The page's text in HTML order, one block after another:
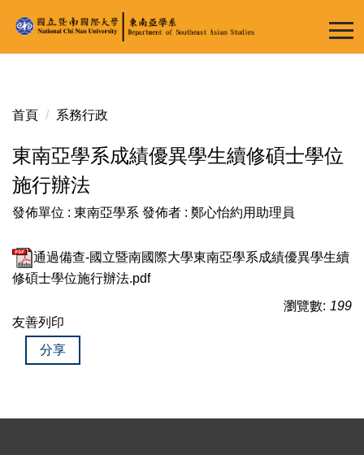
到
主
容
首頁 系務行政
東南亞學系成績優異學生續修碩士學位
施行辦法
發佈單位 : 東南亞學系 發佈者 : 鄭心怡約用助理員
通過備查-國立暨南國際大學東南亞學系成績優異學生續
修碩士學位施行辦法.pdf
瀏覽數: 199
友善列印
分享